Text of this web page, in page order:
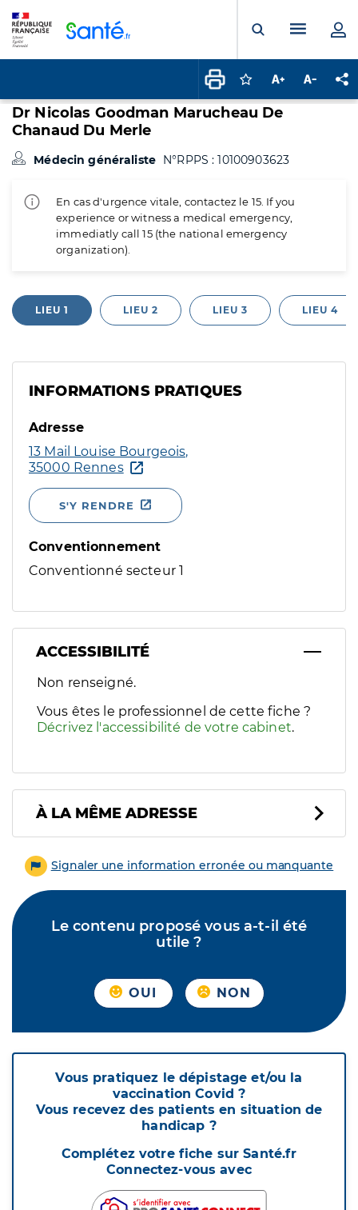
Ouvrir laMenu
Connectez-vous
Augmenter la
Dr Nicolas Goodman Marucheau De
Chanaud Du Merle
Médecin généraliste N°RPPS : 10100903623
En cas d'urgence vitale, contactez le 15. If you
experience or witness a medical emergency,
immediatly call 15 (the national emergency
organization).
LIEU 1 LIEU 2 LIEU 3 LIEU 4
INFORMATIONS PRATIQUES
Adresse
13 Mail Louise Bourgeois,
35000 Rennes
S'Y RENDRE
Conventionnement
Conventionné secteur 1
ACCESSIBILITÉ
Filtres
Sélectionnez un ou plusieurs handicaps/besoins
Non renseigné.
Vous êtes le professionnel de cette fiche ?
Décrivez l'accessibilité de votre cabinet.
À LA MÊME ADRESSE
Signaler une information erronée ou manquante
Le contenu proposé vous a-t-il été
utile ?
OUI NON
Vous pratiquez le dépistage et/ou la
vaccination Covid ?
Vous recevez des patients en situation de
handicap ?
Complétez votre fiche sur Santé.fr
Connectez-vous avec